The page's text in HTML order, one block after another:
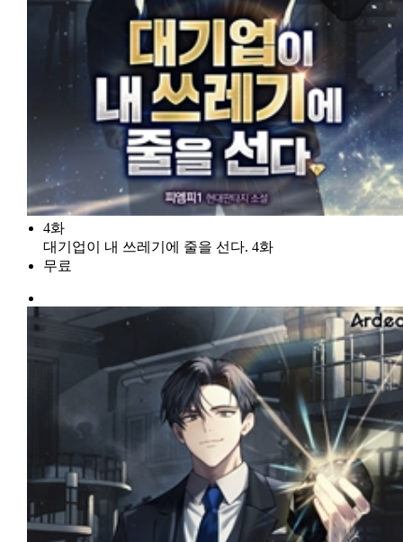
4화
대기업이 내 쓰레기에 줄을 선다. 4화
무료